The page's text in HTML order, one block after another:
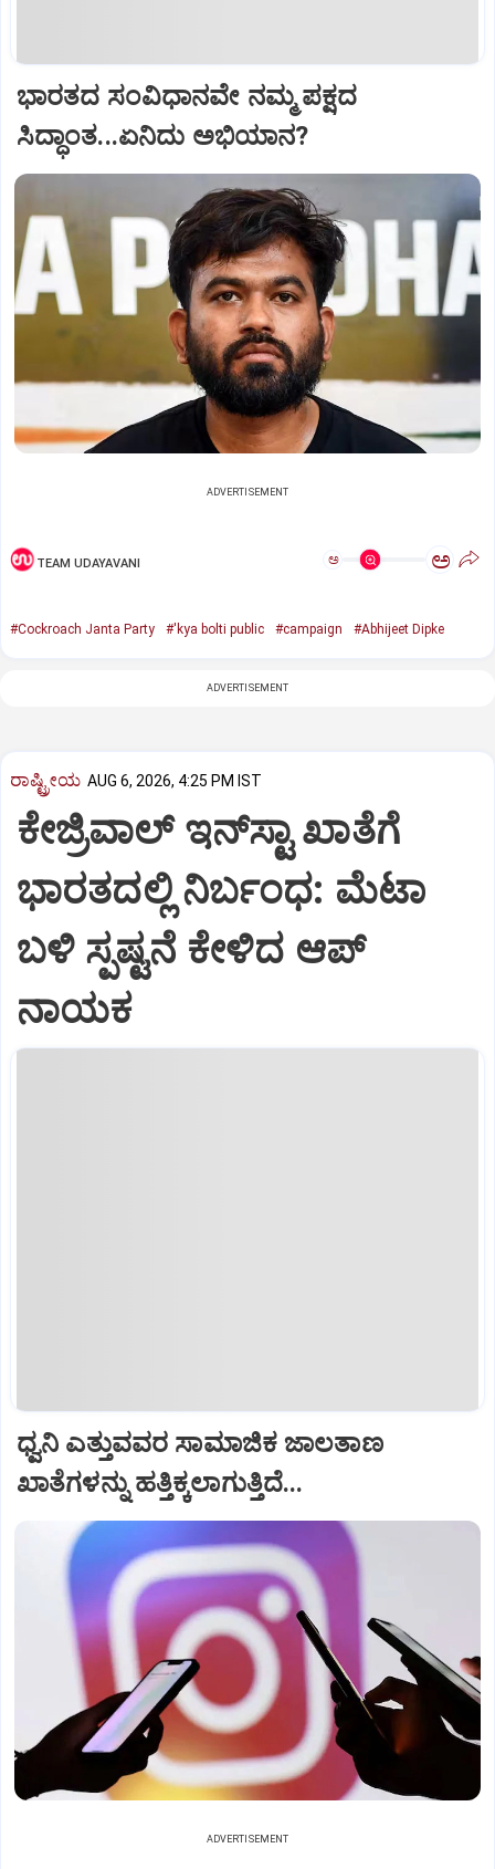
ಭಾರತದ ಸಂವಿಧಾನವೇ ನಮ್ಮ ಪಕ್ಷದ
ಸಿದ್ಧಾಂತ...ಏನಿದು ಅಭಿಯಾನ?
ADVERTISEMENT
TEAM UDAYAVANI ಅ ಅ
#Cockroach Janta Party #'kya bolti public #campaign #Abhijeet Dipke
ADVERTISEMENT
ರಾಷ್ಟ್ರೀಯ AUG 6, 2026, 4:25 PM IST
ಕೇಜ್ರಿವಾಲ್‌ ಇನ್‌ಸ್ಟಾ ಖಾತೆಗೆ
ಭಾರತದಲ್ಲಿ ನಿರ್ಬಂಧ: ಮೆಟಾ
ಬಳಿ ಸ್ಪಷ್ಟನೆ ಕೇಳಿದ ಆಪ್
ನಾಯಕ
ಧ್ವನಿ ಎತ್ತುವವರ ಸಾಮಾಜಿಕ ಜಾಲತಾಣ
ಖಾತೆಗಳನ್ನು ಹತ್ತಿಕ್ಕಲಾಗುತ್ತಿದೆ...
ADVERTISEMENT